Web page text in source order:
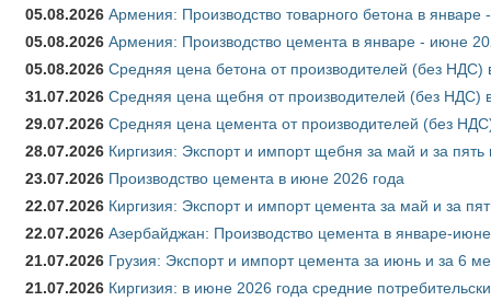
05.08.2026 Армения: Производство товарного бетона в январе
05.08.2026 Армения: Производство цемента в январе - июне
05.08.2026 Средняя цена бетона от производителей (без НДС)
31.07.2026 Средняя цена щебня от производителей (без НДС)
29.07.2026 Средняя цена цемента от производителей (без
28.07.2026 Киргизия: Экспорт и импорт щебня за май и за
23.07.2026 Производство цемента в июне 2026 года
22.07.2026 Киргизия: Экспорт и импорт цемента за май и за
22.07.2026 Азербайджан: Производство цемента в январе-
21.07.2026 Грузия: Экспорт и импорт цемента за июнь и за 6
21.07.2026 Киргизия: в июне 2026 года средние